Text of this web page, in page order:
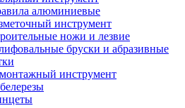
алюминиевые
инструмент
ножи и лезвие
бруски и абразивные
инструмент